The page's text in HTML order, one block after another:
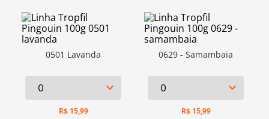
0501 Lavanda
R$ 15,99
0629 - Samambaia
R$ 15,99